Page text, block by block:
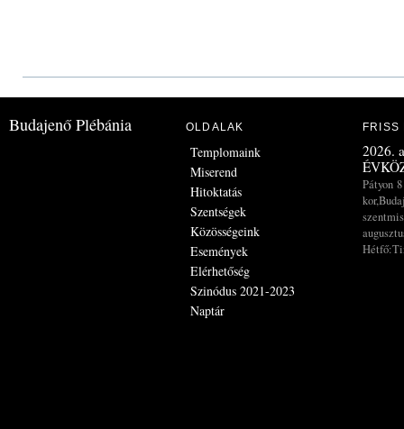
Budajenő Plébánia OLDALAK
Templomaink
Miserend
Hitoktatás
Szentségek
Közösségeink
Események
Elérhetőség
Szinódus 2021-2023
Naptár
FRISS
2026.
Pátyon